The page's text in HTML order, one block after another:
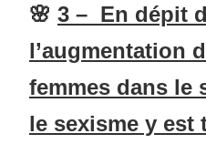
🌸 3 – En dépit
l’augmentation
femmes dans le
le sexisme y est